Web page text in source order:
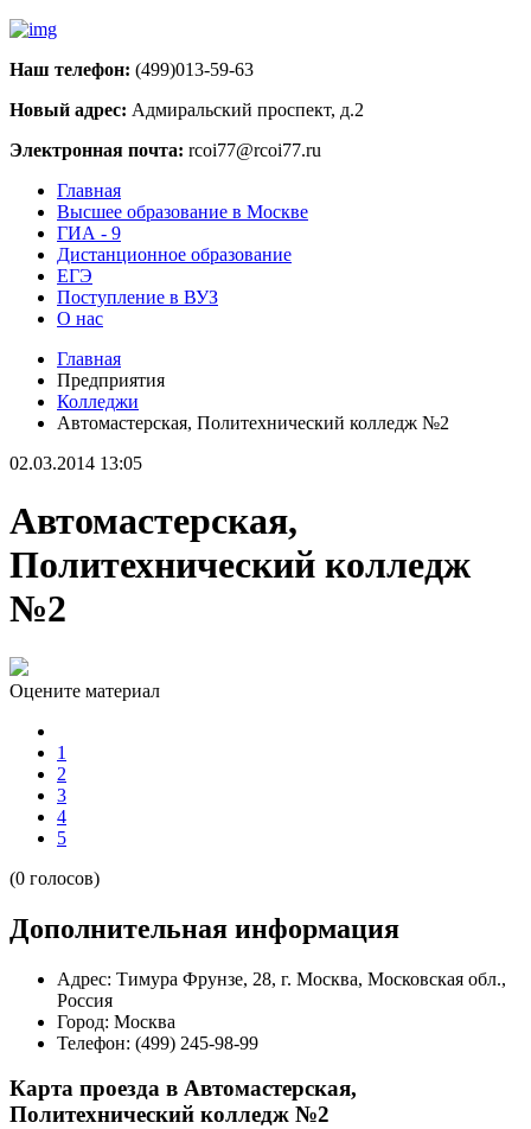
Наш телефон: (499)013-59-63
Новый адрес: Адмиральский проспект, д.2
Электронная почта: rcoi77@rcoi77.ru
Главная
Высшее образование в Москве
ГИА - 9
Дистанционное образование
ЕГЭ
Поступление в ВУЗ
О нас
Главная
Предприятия
Колледжи
Автомастерская, Политехнический колледж №2
02.03.2014 13:05
Автомастерская,
Политехнический колледж
№2
Оцените материал
1
2
3
4
5
(0 голосов)
Дополнительная информация
Адрес: Тимура Фрунзе, 28, г. Москва, Московская обл.,
Россия
Город: Москва
Телефон: (499) 245-98-99
Карта проезда в Автомастерская,
Политехнический колледж №2